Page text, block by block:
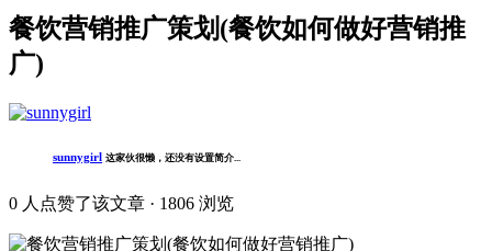
餐饮营销推广策划(餐饮如何做好营销推
广)
sunnygirl 这家伙很懒，还没有设置简介...
0 人点赞了该文章 · 1806 浏览